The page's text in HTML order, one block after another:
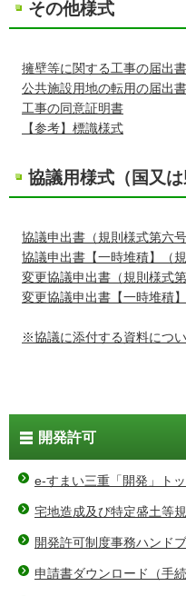
その他様式
擁壁等に関する工事の届出
公共施設用地の転用の届出
工事の同意証明書
【参考】標識様式
協議用様式（国又は
協議申出書（規則様式第六号
協議申出書【一時堆積】（
変更協議申出書（規則様式第
変更協議申出書【一時堆積
※協議に添付する資料につ
開発許可
e-すまい三重「開発」ト
宅地造成及び特定盛土等
開発許可制度事務ハンド
申請書ダウンロード（手続